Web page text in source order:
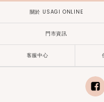
關於 USAGI ONLINE
門市資訊
客服中心